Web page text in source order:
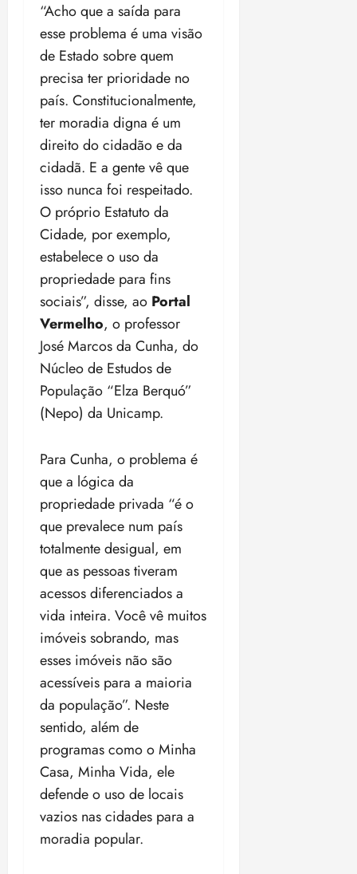
“Acho que a saída para
esse problema é uma visão
de Estado sobre quem
precisa ter prioridade no
país. Constitucionalmente,
ter moradia digna é um
direito do cidadão e da
cidadã. E a gente vê que
isso nunca foi respeitado.
O próprio Estatuto da
Cidade, por exemplo,
estabelece o uso da
propriedade para fins
sociais”, disse, ao Portal
Vermelho, o professor
José Marcos da Cunha, do
Núcleo de Estudos de
População “Elza Berquó”
(Nepo) da Unicamp.
Para Cunha, o problema é
que a lógica da
propriedade privada “é o
que prevalece num país
totalmente desigual, em
que as pessoas tiveram
acessos diferenciados a
vida inteira. Você vê muitos
imóveis sobrando, mas
esses imóveis não são
acessíveis para a maioria
da população”. Neste
sentido, além de
programas como o Minha
Casa, Minha Vida, ele
defende o uso de locais
vazios nas cidades para a
moradia popular.